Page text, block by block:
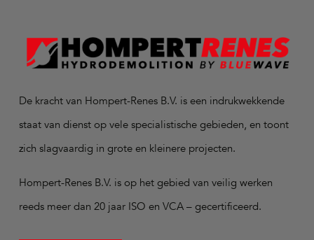
De kracht van Hompert-Renes B.V. is een indrukwekkende
staat van dienst op vele specialistische gebieden, en toont
zich slagvaardig in grote en kleinere projecten.
Hompert-Renes B.V. is op het gebied van veilig werken
reeds meer dan 20 jaar ISO en VCA – gecertificeerd.